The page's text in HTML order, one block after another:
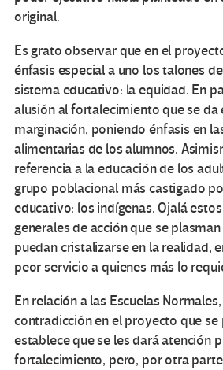
original.
Es grato observar que en el
énfasis especial a uno los talones
sistema educativo: la equidad. En
alusión al fortalecimiento que se da
marginación, poniendo énfasis en
alimentarias de los alumnos.
referencia a la educación de los
grupo poblacional más castigado
educativo: los indígenas. Ojalá
generales de acción que se
puedan cristalizarse en la realidad,
peor servicio a quienes más lo
En relación a las Escuelas
contradicción en el proyecto que se
establece que se les dará atención
fortalecimiento, pero, por otra